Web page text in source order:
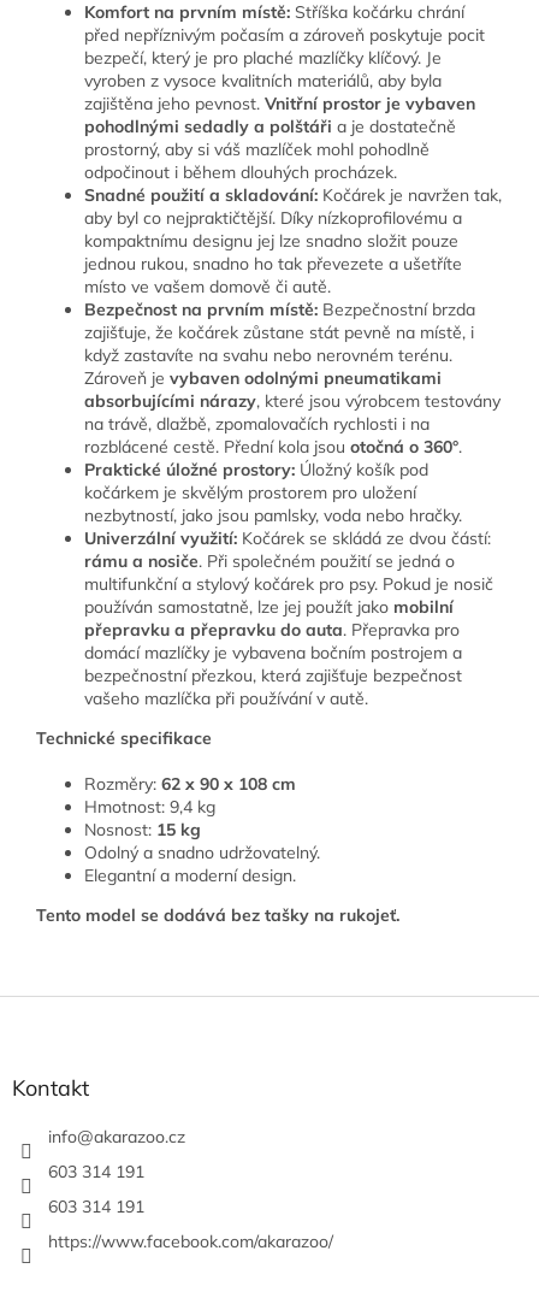
Komfort na prvním místě: Stříška kočárku chrání
před nepříznivým počasím a zároveň poskytuje pocit
bezpečí, který je pro plaché mazlíčky klíčový. Je
vyroben z vysoce kvalitních materiálů, aby byla
zajištěna jeho pevnost. Vnitřní prostor je vybaven
pohodlnými sedadly a polštáři a je dostatečně
prostorný, aby si váš mazlíček mohl pohodlně
odpočinout i během dlouhých procházek.
Snadné použití a skladování: Kočárek je navržen tak,
aby byl co nejpraktičtější. Díky nízkoprofilovému a
kompaktnímu designu jej lze snadno složit pouze
jednou rukou, snadno ho tak převezete a ušetříte
místo ve vašem domově či autě.
Bezpečnost na prvním místě: Bezpečnostní brzda
zajišťuje, že kočárek zůstane stát pevně na místě, i
když zastavíte na svahu nebo nerovném terénu.
Zároveň je vybaven odolnými pneumatikami
absorbujícími nárazy, které jsou výrobcem testovány
na trávě, dlažbě, zpomalovačích rychlosti i na
rozblácené cestě. Přední kola jsou otočná o 360°.
Praktické úložné prostory: Úložný košík pod
kočárkem je skvělým prostorem pro uložení
nezbytností, jako jsou pamlsky, voda nebo hračky.
Univerzální využití: Kočárek se skládá ze dvou částí:
rámu a nosiče. Při společném použití se jedná o
multifunkční a stylový kočárek pro psy. Pokud je nosič
používán samostatně, lze jej použít jako mobilní
přepravku a přepravku do auta. Přepravka pro
domácí mazlíčky je vybavena bočním postrojem a
bezpečnostní přezkou, která zajišťuje bezpečnost
vašeho mazlíčka při používání v autě.
Technické specifikace
Rozměry: 62 x 90 x 108 cm
Hmotnost: 9,4 kg
Nosnost: 15 kg
Odolný a snadno udržovatelný.
Elegantní a moderní design.
Tento model se dodává bez tašky na rukojeť.
Kontakt
info@akarazoo.cz
603 314 191
603 314 191
https://www.facebook.com/akarazoo/